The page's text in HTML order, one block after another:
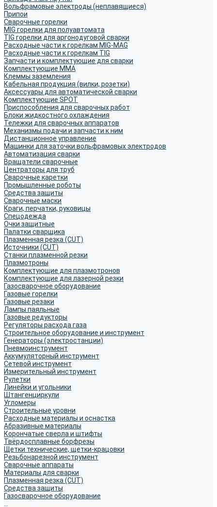
Вольфрамовые электроды (неплавящиеся)
Припои
Сварочные горелки
MIG горелки для полуавтомата
TIG горелки для аргонодуговой сварки
Расходные части к горелкам MIG-MAG
Расходные части к горелкам TIG
Запчасти и комплектующие для сварки
Комплектующие ММА
Клеммы заземления
Кабельная продукция (вилки, розетки)
Аксессуары для автоматической сварки
Комплектующие SPOT
Приспособления для сварочных работ
Блоки жидкостного охлаждения
Тележки для сварочных аппаратов
Механизмы подачи и запчасти к ним
Дистанционное управление
Машинки для заточки вольфрамовых электродов
Автоматизация сварки
Вращатели сварочные
Центраторы для труб
Сварочные каретки
Промышленные роботы
Средства защиты
Сварочные маски
Краги, перчатки, руковицы
Спецодежда
Очки защитные
Палатки сварщика
Плазменная резка (CUT)
Источники (CUT)
Станки плазменной резки
Плазмотроны
Комплектующие для плазмотронов
Комплектующие для лазерной резки
Газосварочное оборудование
Газовые горелки
Газовые резаки
Лампы паяльные
Газовые редукторы
Регуляторы расхода газа
Строительное оборудование и инструмент
Генераторы (электростанции)
Пневмоинструмент
Аккумуляторный инструмент
Сетевой инструмент
Измерительный инструмент
Рулетки
Линейки и угольники
Штангенциркули
Угломеры
Строительные уровни
Расходные материалы и оснастка
Абразивные материалы
Корончатые сверла и штифты
Твёрдосплавные борфрезы
Щетки технические, щетки-крацовки
Резьбонарезной инструмент
Сварочные аппараты
Материалы для сварки
Плазменная резка (CUT)
Средства защиты
Газосварочное оборудование